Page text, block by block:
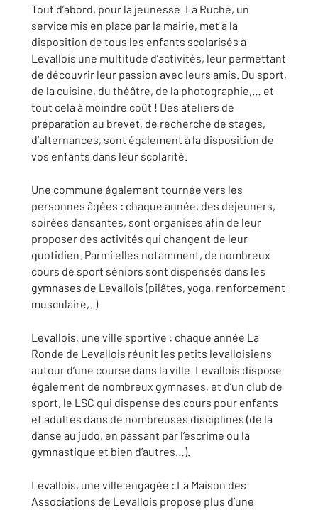
Tout d’abord, pour la jeunesse. La Ruche, un
service mis en place par la mairie, met à la
disposition de tous les enfants scolarisés à
Levallois une multitude d’activités, leur permettant
de découvrir leur passion avec leurs amis. Du sport,
de la cuisine, du théâtre, de la photographie,… et
tout cela à moindre coût ! Des ateliers de
préparation au brevet, de recherche de stages,
d’alternances, sont également à la disposition de
vos enfants dans leur scolarité.
Une commune également tournée vers les
personnes âgées : chaque année, des déjeuners,
soirées dansantes, sont organisés afin de leur
proposer des activités qui changent de leur
quotidien. Parmi elles notamment, de nombreux
cours de sport séniors sont dispensés dans les
gymnases de Levallois (pilâtes, yoga, renforcement
musculaire,..)
Levallois, une ville sportive : chaque année La
Ronde de Levallois réunit les petits levalloisiens
autour d’une course dans la ville. Levallois dispose
également de nombreux gymnases, et d’un club de
sport, le LSC qui dispense des cours pour enfants
et adultes dans de nombreuses disciplines (de la
danse au judo, en passant par l’escrime ou la
gymnastique et bien d’autres…).
Levallois, une ville engagée : La Maison des
Associations de Levallois propose plus d’une